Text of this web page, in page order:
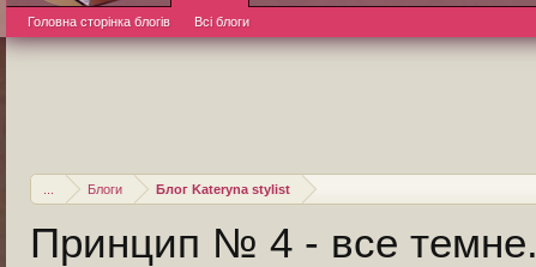
Блоги Блог Kateryna stylist
Принцип № 4 - все темне.
Головна сторінка блогів Всі блоги